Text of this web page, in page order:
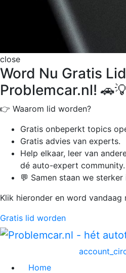
close
Word Nu Gratis
Problemcar.nl!
👉 Waarom lid worden?
Gratis onbeperkt topics
Gratis advies van experts.
Help elkaar, leer van
dé auto-expert community.
💬 Samen staan we
Klik hieronder en word vandaag
Gratis lid worden
Home